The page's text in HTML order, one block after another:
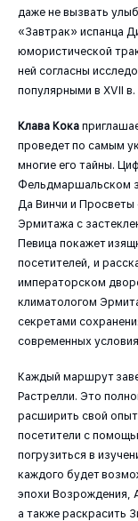
даже не вызвать
«Завтрак» испанца
юмористической
ней согласны
популярными в XVII
Клава Кока
проведет по самым
многие его тайны.
Фельдмаршальском
Да Винчи и
Эрмитажа с
Певица покажет
посетителей, и
императорском
климатологом
секретами
современных
Каждый маршрут
Растрелли. Это
расширить свой
посетители с
погрузиться в
каждого будет
эпохи Возрождения,
а также раскрасить